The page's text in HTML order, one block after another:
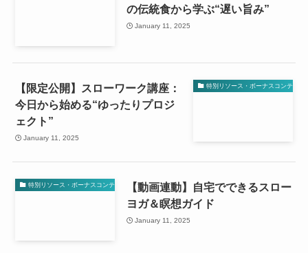
の伝統食から学ぶ“遅い旨み”
January 11, 2025
特別リソース・ボーナスコンテンツ
【限定公開】スローワーク講座：
今日から始める“ゆったりプロジ
ェクト”
January 11, 2025
特別リソース・ボーナスコンテンツ
【動画連動】自宅でできるスロー
ヨガ＆瞑想ガイド
January 11, 2025